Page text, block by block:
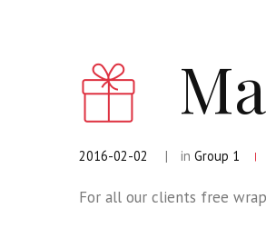
2016-02-02 inGroup 1
For all our clients free